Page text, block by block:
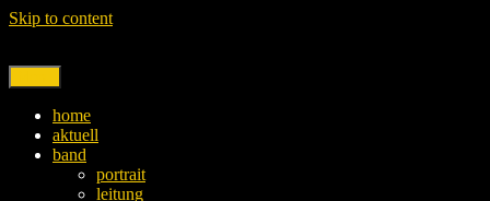
Skip to content
home
aktuell
band
portrait
leitung